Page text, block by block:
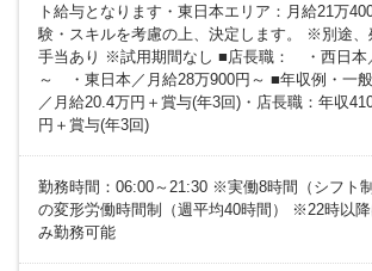
ト給与となります・東日本エリア：月給21万
験・スキルを考慮の上、決定します。 ※別途、
手当あり ※試用期間なし ■店長職： ・西日本
～ ・東日本／月給28万900円～ ■年収例・一
／月給20.4万円＋賞与(年3回)・店長職：年収
円＋賞与(年3回)
勤務時間：06:00～21:30 ※実働8時間（シフト
の変形労働時間制（週平均40時間） ※22時以
み勤務可能